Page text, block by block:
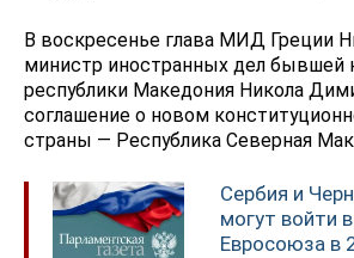
В воскресенье глава МИД Греции
министр иностранных дел бывшей
республики Македония Никола
соглашение о новом
страны — Республика Северная
Сербия и
могут войти
Евросоюза в